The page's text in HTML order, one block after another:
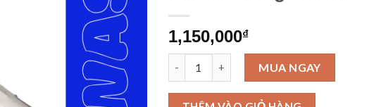
1,150,000₫
MUA NGAY